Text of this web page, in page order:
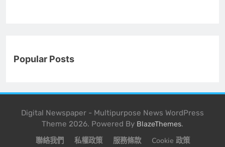
Popular Posts
Digital Newspaper - Multipurpose News WordPress
Theme 2026. Powered By BlazeThemes.
聯絡我們 私權政策 服務條款
Cookie 政策